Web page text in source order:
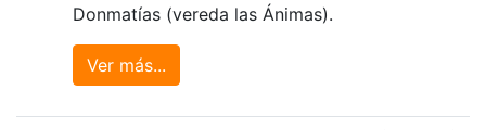
Donmatías (vereda las Ánimas).
Ver más...